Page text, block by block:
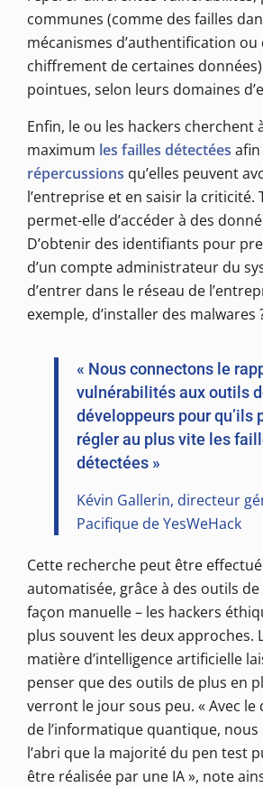
communes (comme des failles
mécanismes d’authentification ou
chiffrement de certaines
pointues, selon leurs domaines
Enfin, le ou les hackers cherchent
maximum les failles détectées
répercussions qu’elles peuvent
l’entreprise et en saisir la criticité.
permet-elle d’accéder à des
D’obtenir des identifiants pour
d’un compte administrateur du
d’entrer dans le réseau de
exemple, d’installer des malwares
« Nous connectons le
vulnérabilités aux outils
développeurs pour qu’ils
régler au plus vite les
détectées »
Kévin Gallerin, directeur
Pacifique de YesWeHack​
Cette recherche peut être
automatisée, grâce à des outils
façon manuelle – les hackers
plus souvent les deux approches.
matière d’intelligence artificielle
penser que des outils de plus en
verront le jour sous peu. « Avec
de l’informatique quantique, nous
l’abri que la majorité du pen test
être réalisée par une IA », note